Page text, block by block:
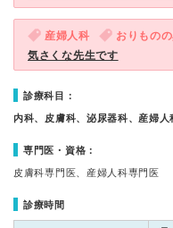
産婦人科 おりもの
気さくな先生です
診療科目：
内科、皮膚科、泌尿器科、産婦人
専門医・資格：
皮膚科専門医、産婦人科専門医
診療時間